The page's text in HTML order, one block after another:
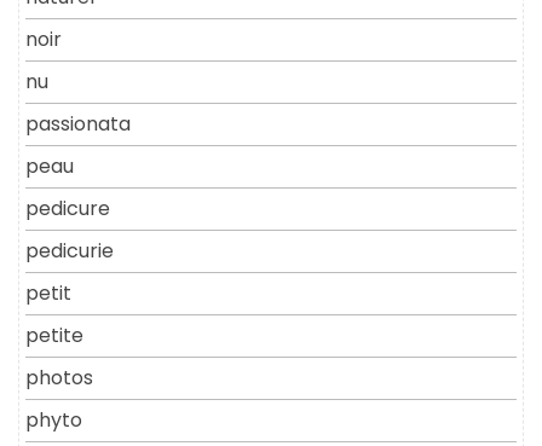
noir
nu
passionata
peau
pedicure
pedicurie
petit
petite
photos
phyto